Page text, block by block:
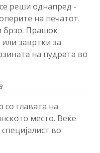
реши однапред -
на печатот.
брзо. Прашок
завртки за
на пудрата во
главата на
место. Веќе
во